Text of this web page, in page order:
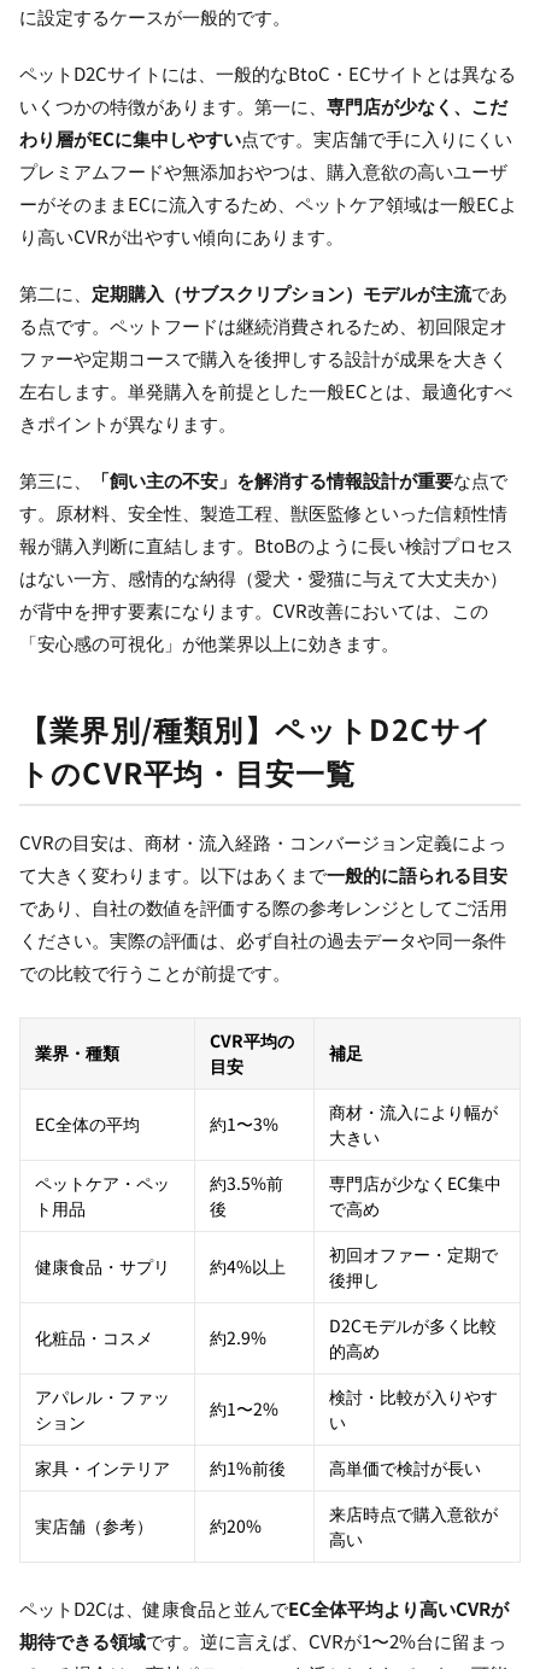
に設定するケースが一般的です。
ペットD2Cサイトには、一般的なBtoC・ECサイトとは異なる
いくつかの特徴があります。第一に、 専門店が少なく、こだ
わり層がECに集中しやすい点です。実店舗で手に入りにくい
プレミアムフードや無添加おやつは、購入意欲の高いユーザ
ーがそのままECに流入するため、ペットケア領域は一般ECよ
り高いCVRが出やすい傾向にあります。
第二に、 定期購入（サブスクリプション）モデルが主流であ
る点です。ペットフードは継続消費されるため、初回限定オ
ファーや定期コースで購入を後押しする設計が成果を大きく
左右します。単発購入を前提とした一般ECとは、最適化すべ
きポイントが異なります。
第三に、 「飼い主の不安」を解消する情報設計が重要な点で
す。原材料、安全性、製造工程、獣医監修といった信頼性情
報が購入判断に直結します。BtoBのように長い検討プロセス
はない一方、感情的な納得（愛犬・愛猫に与えて大丈夫か）
が背中を押す要素になります。CVR改善においては、この
「安心感の可視化」が他業界以上に効きます。
【業界別/種類別】ペットD2Cサイ
トのCVR平均・目安一覧
CVRの目安は、商材・流入経路・コンバージョン定義によっ
て大きく変わります。以下はあくまで一般的に語られる目安
であり、自社の数値を評価する際の参考レンジとしてご活用
ください。実際の評価は、必ず自社の過去データや同一条件
での比較で行うことが前提です。
業界・種類
CVR平均の
目安
補足
EC全体の平均 約1〜3%
商材・流入により幅が
大きい
ペットケア・ペッ
ト用品
約3.5%前
後
専門店が少なくEC集中
で高め
健康食品・サプリ 約4%以上
初回オファー・定期で
後押し
化粧品・コスメ 約2.9%
D2Cモデルが多く比較
的高め
アパレル・ファッ
ション
約1〜2%
検討・比較が入りやす
い
家具・インテリア
約1%前後 高単価で検討が長い
実店舗（参考） 約20%
来店時点で購入意欲が
高い
ペットD2Cは、健康食品と並んでEC全体平均より高いCVRが
期待できる領域です。逆に言えば、CVRが1〜2%台に留まっ